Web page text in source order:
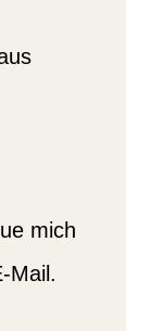
mich
Mail.